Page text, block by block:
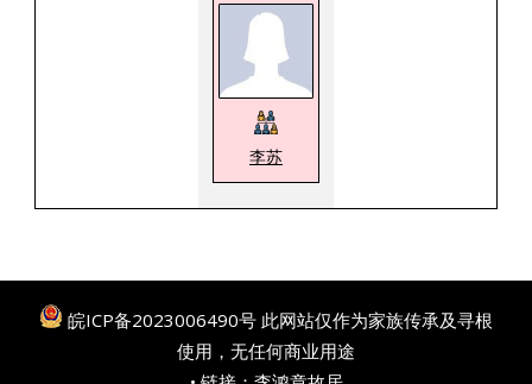
李苏
皖ICP备2023006490号 此网站仅作为家族传承及寻根
使用，无任何商业用途